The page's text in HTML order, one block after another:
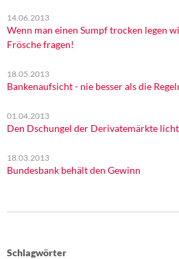
14.06.2013
Wenn man einen Sumpf trocken legen
Frösche fragen!
18.05.2013
Bankenaufsicht - nie besser als die
01.04.2013
Den Dschungel der Derivatemärkte
18.03.2013
Bundesbank behält den Gewinn
Schlagwörter